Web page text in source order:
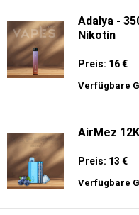
Adalya -
Nikotin
Preis: 16 €
Verfügbare
AirMez
Preis: 13 €
Verfügbare